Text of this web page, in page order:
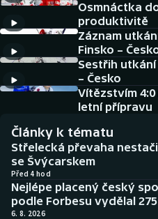
DALŠÍ SPORTY
Americký fotbal
Baseball a softbal
Biatlon
Boby a skeleton
Box
NEPŘEHLÉDNĚTE
Historické návraty
Aplikace ČT sport
AZ kvíz
Osmnáctka
produktivitě
Záznam
Finsko –
Sestřih utkání
– Česko
Vítězstvím
letní přípravu
Články k tématu
Střelecká převaha
se Švýcarskem
Před 4 hod
Nejlépe placený český
podle Forbesu vydělal
6. 8. 2026